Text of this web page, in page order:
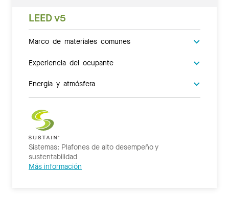
LEED v5
Marco de materiales comunes
Experiencia del ocupante
Energía y atmósfera
Sistemas: Plafones de alto desempeño y
sustentabilidad
Más información